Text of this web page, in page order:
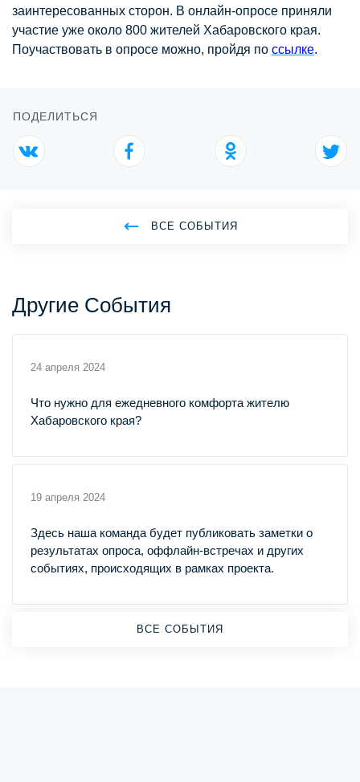
заинтересованных сторон. В онлайн-опросе приняли
участие уже около 800 жителей Хабаровского края.
Поучаствовать в опросе можно, пройдя по ссылке.
ВСЕ СОБЫТИЯ
ПОДЕЛИТЬСЯ
Другие События
24 апреля 2024
Что нужно для ежедневного комфорта жителю
Хабаровского края?
19 апреля 2024
Здесь наша команда будет публиковать заметки о
результатах опроса, оффлайн-встречах и других
событиях, происходящих в рамках проекта.
ВСЕ СОБЫТИЯ